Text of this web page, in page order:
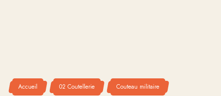
Accueil 02 Coutellerie Couteau militaire